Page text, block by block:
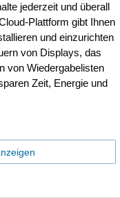
jederzeit und überall
Plattform gibt Ihnen
und einzurichten
von Displays, das
von Wiedergabelisten
Zeit, Energie und